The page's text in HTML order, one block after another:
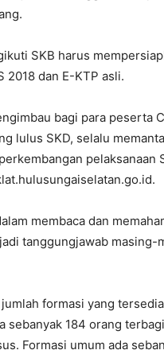
SKB harus
2018 dan E-KTP asli.
bagi para peserta
lulus SKD, selalu
pelaksanaan
membaca dan
tanggungjawab masing-
formasi yang
sebanyak 184 orang terbagi
Formasi umum ada